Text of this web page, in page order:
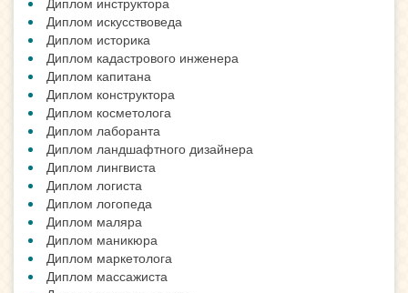
Диплом искусствоведа
Диплом историка
Диплом кадастрового инженера
Диплом капитана
Диплом конструктора
Диплом косметолога
Диплом лаборанта
Диплом ландшафтного дизайнера
Диплом лингвиста
Диплом логиста
Диплом логопеда
Диплом маляра
Диплом маникюра
Диплом маркетолога
Диплом массажиста